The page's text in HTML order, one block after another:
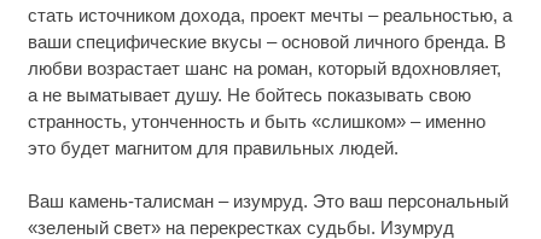
стать источником дохода, проект мечты – реальностью, а
ваши специфические вкусы – основой личного бренда. В
любви возрастает шанс на роман, который вдохновляет,
а не выматывает душу. Не бойтесь показывать свою
странность, утонченность и быть «слишком» – именно
это будет магнитом для правильных людей.
Ваш камень-талисман – изумруд. Это ваш персональный
«зеленый свет» на перекрестках судьбы. Изумруд